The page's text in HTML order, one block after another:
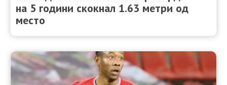
на 5 години скокнал 1.63 метри од
место